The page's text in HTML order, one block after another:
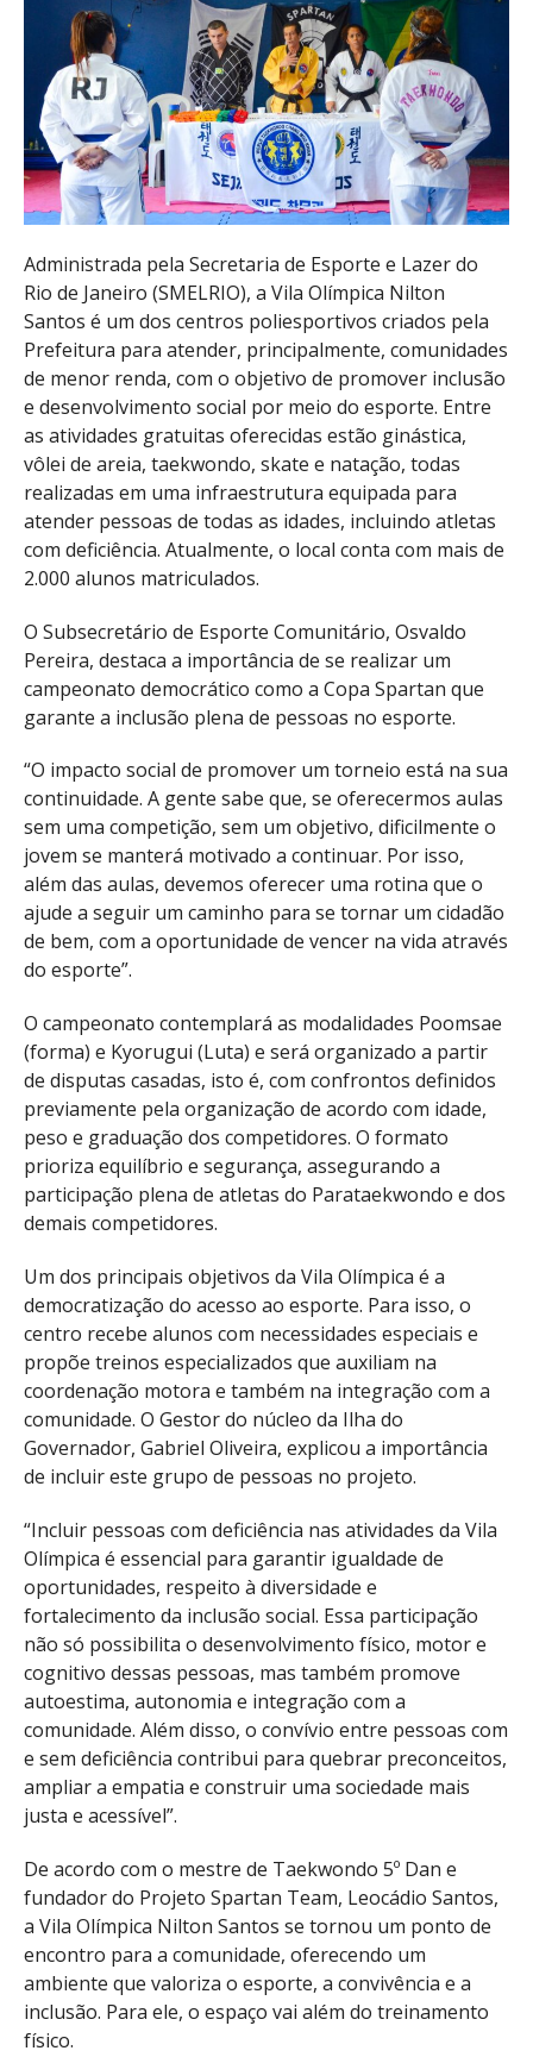
Administrada pela Secretaria de Esporte e Lazer do
Rio de Janeiro (SMELRIO), a Vila Olímpica Nilton
Santos é um dos centros poliesportivos criados pela
Prefeitura para atender, principalmente, comunidades
de menor renda, com o objetivo de promover inclusão
e desenvolvimento social por meio do esporte. Entre
as atividades gratuitas oferecidas estão ginástica,
vôlei de areia, taekwondo, skate e natação, todas
realizadas em uma infraestrutura equipada para
atender pessoas de todas as idades, incluindo atletas
com deficiência. Atualmente, o local conta com mais de
2.000 alunos matriculados.
O Subsecretário de Esporte Comunitário, Osvaldo
Pereira, destaca a importância de se realizar um
campeonato democrático como a Copa Spartan que
garante a inclusão plena de pessoas no esporte.
“O impacto social de promover um torneio está na sua
continuidade. A gente sabe que, se oferecermos aulas
sem uma competição, sem um objetivo, dificilmente o
jovem se manterá motivado a continuar. Por isso,
além das aulas, devemos oferecer uma rotina que o
ajude a seguir um caminho para se tornar um cidadão
de bem, com a oportunidade de vencer na vida através
do esporte”.
O campeonato contemplará as modalidades Poomsae
(forma) e Kyorugui (Luta) e será organizado a partir
de disputas casadas, isto é, com confrontos definidos
previamente pela organização de acordo com idade,
peso e graduação dos competidores. O formato
prioriza equilíbrio e segurança, assegurando a
participação plena de atletas do Parataekwondo e dos
demais competidores.
Um dos principais objetivos da Vila Olímpica é a
democratização do acesso ao esporte. Para isso, o
centro recebe alunos com necessidades especiais e
propõe treinos especializados que auxiliam na
coordenação motora e também na integração com a
comunidade. O Gestor do núcleo da Ilha do
Governador, Gabriel Oliveira, explicou a importância
de incluir este grupo de pessoas no projeto.
“Incluir pessoas com deficiência nas atividades da Vila
Olímpica é essencial para garantir igualdade de
oportunidades, respeito à diversidade e
fortalecimento da inclusão social. Essa participação
não só possibilita o desenvolvimento físico, motor e
cognitivo dessas pessoas, mas também promove
autoestima, autonomia e integração com a
comunidade. Além disso, o convívio entre pessoas com
e sem deficiência contribui para quebrar preconceitos,
ampliar a empatia e construir uma sociedade mais
justa e acessível”.
De acordo com o mestre de Taekwondo 5º Dan e
fundador do Projeto Spartan Team, Leocádio Santos,
a Vila Olímpica Nilton Santos se tornou um ponto de
encontro para a comunidade, oferecendo um
ambiente que valoriza o esporte, a convivência e a
inclusão. Para ele, o espaço vai além do treinamento
físico.